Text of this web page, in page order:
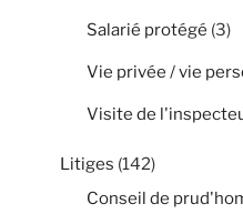
Salarié protégé (3)
Vie privée / vie
Visite de
Litiges (142)
Conseil de